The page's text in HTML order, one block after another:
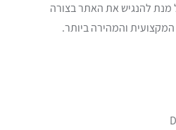
מנת להנגיש את האתר בצורה
והמהירה ביותר.